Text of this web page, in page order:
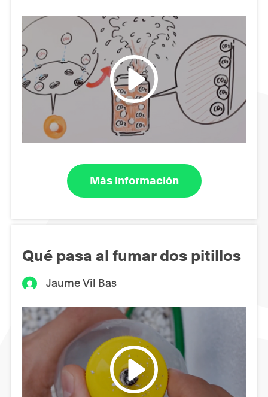
Más información
Qué pasa al fumar dos pitillos
Jaume Vil Bas